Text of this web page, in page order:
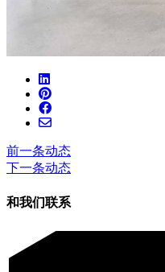
前一条动态
下一条动态
和我们联系